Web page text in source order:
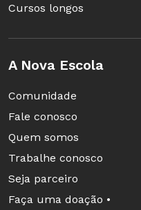
Cursos longos
A Nova Escola
Comunidade
Fale conosco
Quem somos
Trabalhe conosco
Seja parceiro
Faça uma doação •